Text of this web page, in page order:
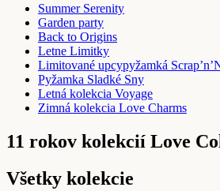
Summer Serenity
Garden party
Back to Origins
Letne Limitky
Limitované upcypyžamká
Pyžamka Sladké Sny
Letná kolekcia Voyage
Zimná kolekcia Love Charms
11 rokov kolekcií Love
Všetky kolekcie